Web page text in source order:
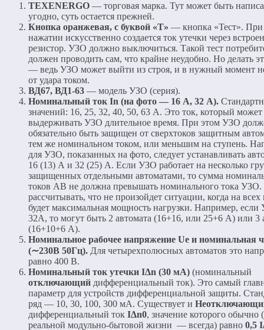
TEXENERGO — торговая марка. Тут может быть
угодно, суть остается прежней.
Кнопка оранжевая, с буквой «Т» — кнопка «Тест». При
нажатии искусственно создается ток утечки через
резистор. УЗО должно выключиться. Такой тест
должен проводить сам, что крайне неудобно. Но делать
— ведь УЗО может выйти из строя, и в нужный момент
от удара током.
ВД67, ВД1-63 — модель УЗО (серия).
Номинальный ток In (на фото — 16 А, 32 А).
значений: 16, 25, 32, 40, 50, 63 А. Это ток, который может
выдерживать УЗО длительное время. При этом УЗО
обязательно быть защищен от сверхтоков защитным
тем же номинальном током, или меньшим на ступень.
для УЗО, показанных на фото, следует устанавливать
16 (13) А и 32 (25) А. Если УЗО работает на несколько
защищенных отдельными автоматами, то сумма
токов АВ не должна превышать номинального тока УЗО.
рассчитывать, что не произойдет ситуации, когда на всех
будет максимальная мощность нагрузки. Например,
32А, то могут быть 2 автомата (16+16, или 25+6 А) или 3
(16+10+6 А).
Номинальное рабочее напряжение Ue и номинальная
(∼230В 50Гц). Для четырехполюсных автоматов это
равно 400 В.
Номинальный ток утечки IΔn (30 мА) (номинальный
отключающий дифференциальный ток). Это самый
параметр для устройств дифференциальной защиты.
ряд — 10, 30, 100, 300 мА. Существует и
дифференциальный ток IΔn0, значение которого обычно
реальной модульно-бытовой жизни — всегда) равно 0,5